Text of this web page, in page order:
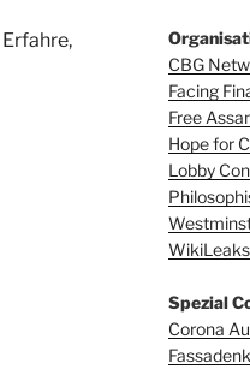
Erfahre,
CBG
Facing
Free
Hope for
Lobby
WikiLeaks
Spezial
Corona